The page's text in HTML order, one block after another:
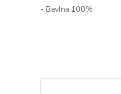
- Bavlna 100%